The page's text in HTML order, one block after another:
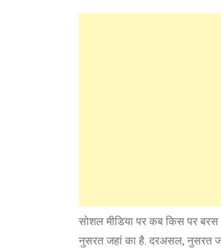
सोशल मीडिया पर कब किस पर
नुसरत जहां का है. दरअसल, नुसरत